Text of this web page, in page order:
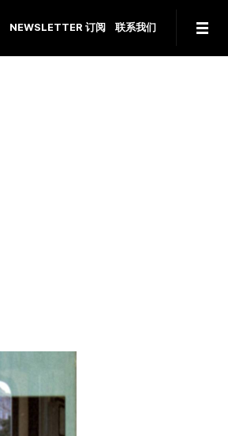
NEWSLETTER 订阅 联系我们